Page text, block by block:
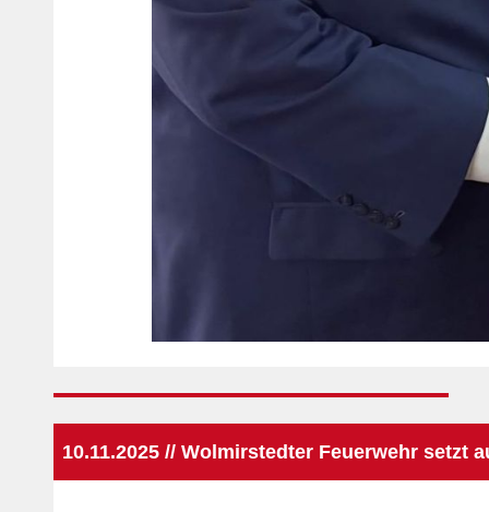
10.11.2025 // Wolmirstedter Feuerwehr setzt